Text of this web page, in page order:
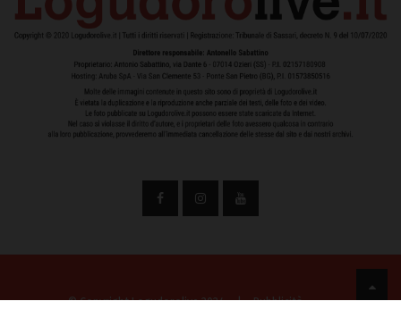
© Copyright Logudorolive 2024 | Pubblicità